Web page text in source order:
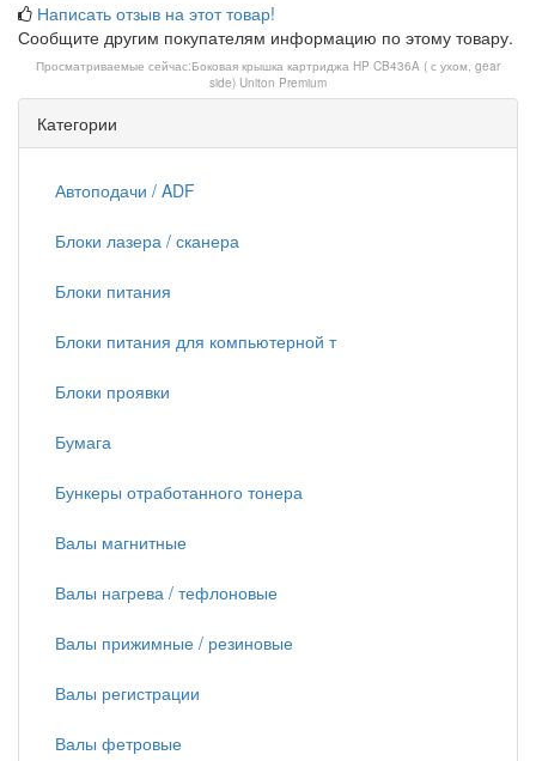
Написать отзыв на этот товар!
Сообщите другим покупателям информацию по этому товару.
Просматриваемые сейчас:Боковая крышка картриджа HP CB436A ( с ухом, gear
side) Uniton Premium
Категории
Автоподачи / ADF
Блоки лазера / сканера
Блоки питания
Блоки питания для компьютерной т
Блоки проявки
Бумага
Бункеры отработанного тонера
Валы магнитные
Валы нагрева / тефлоновые
Валы прижимные / резиновые
Валы регистрации
Валы фетровые